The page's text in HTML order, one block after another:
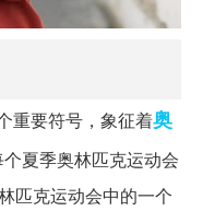
重要符号，象征着奥
夏季奥林匹克运动会
匹克运动会中的一个